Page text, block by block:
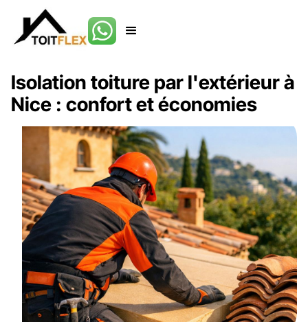
Isolation toiture par l'extérieur à
Nice : confort et économies